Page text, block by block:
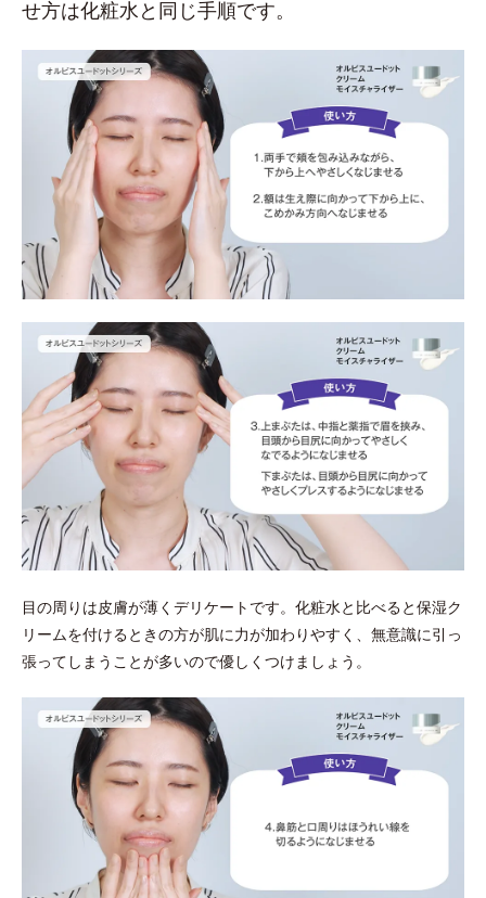
せ方は化粧水と同じ手順です。
目の周りは皮膚が薄くデリケートです。化粧水と比べると保湿ク
リームを付けるときの方が肌に力が加わりやすく、無意識に引っ
張ってしまうことが多いので優しくつけましょう。